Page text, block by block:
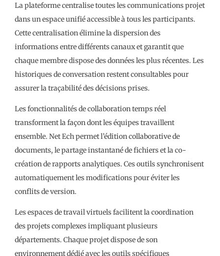
La plateforme centralise toutes les communications projet
dans un espace unifié accessible à tous les participants.
Cette centralisation élimine la dispersion des
informations entre différents canaux et garantit que
chaque membre dispose des données les plus récentes. Les
historiques de conversation restent consultables pour
assurer la traçabilité des décisions prises.
Les fonctionnalités de collaboration temps réel
transforment la façon dont les équipes travaillent
ensemble. Net Ech permet l’édition collaborative de
documents, le partage instantané de fichiers et la co-
création de rapports analytiques. Ces outils synchronisent
automatiquement les modifications pour éviter les
conflits de version.
Les espaces de travail virtuels facilitent la coordination
des projets complexes impliquant plusieurs
départements. Chaque projet dispose de son
environnement dédié avec les outils spécifiques